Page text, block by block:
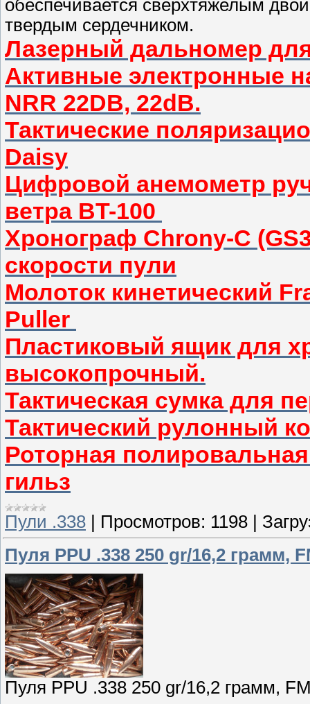
обеспечивается сверхтяжелым
твердым сердечником.
Лазерный дальномер
Активные электронные
NRR 22DB, 22dB.
Тактические
Daisy
Цифровой анемометр
ветра BT-100
Хронограф Chrony-C
скорости пули
Молоток кинетический
Puller
Пластиковый ящик для
высокопрочный.
Тактическая сумка для
Тактический рулонный
Роторная
гильз
Пули .338 Просмотров: 1198
Пуля PPU .338 250 gr/16,2 грамм,
Пуля PPU .338 250 gr/16,2 грамм,